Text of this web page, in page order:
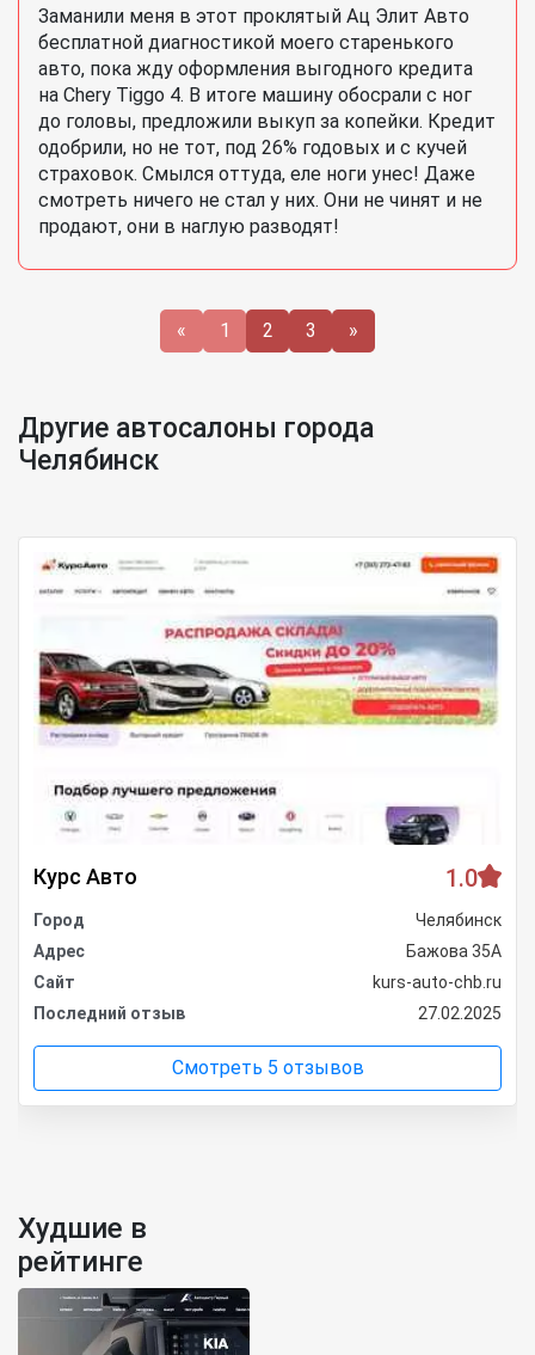
Заманили меня в этот проклятый Ац Элит Авто
бесплатной диагностикой моего старенького
авто, пока жду оформления выгодного кредита
на Chery Tiggo 4. В итоге машину обосрали с ног
до головы, предложили выкуп за копейки. Кредит
одобрили, но не тот, под 26% годовых и с кучей
страховок. Смылся оттуда, еле ноги унес! Даже
смотреть ничего не стал у них. Они не чинят и не
продают, они в наглую разводят!
« 1 2 3 »
Другие автосалоны города
Челябинск
Курс Авто 1.0
Город
Челябинск
Адрес
Бажова 35А
Сайт
kurs-auto-chb.ru
Последний отзыв
27.02.2025
Смотреть 5 отзывов
Худшие в
рейтинге